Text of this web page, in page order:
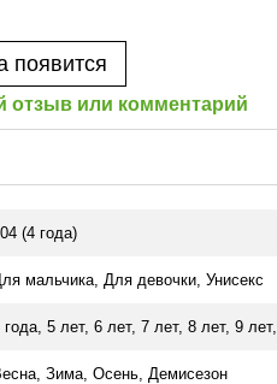
появится
отзыв или комментарий
(4 года)
мальчика,Для девочки,Унисекс
года,5 лет,6 лет,7 лет,8 лет,9 лет,
Зима, Осень, Демисезон